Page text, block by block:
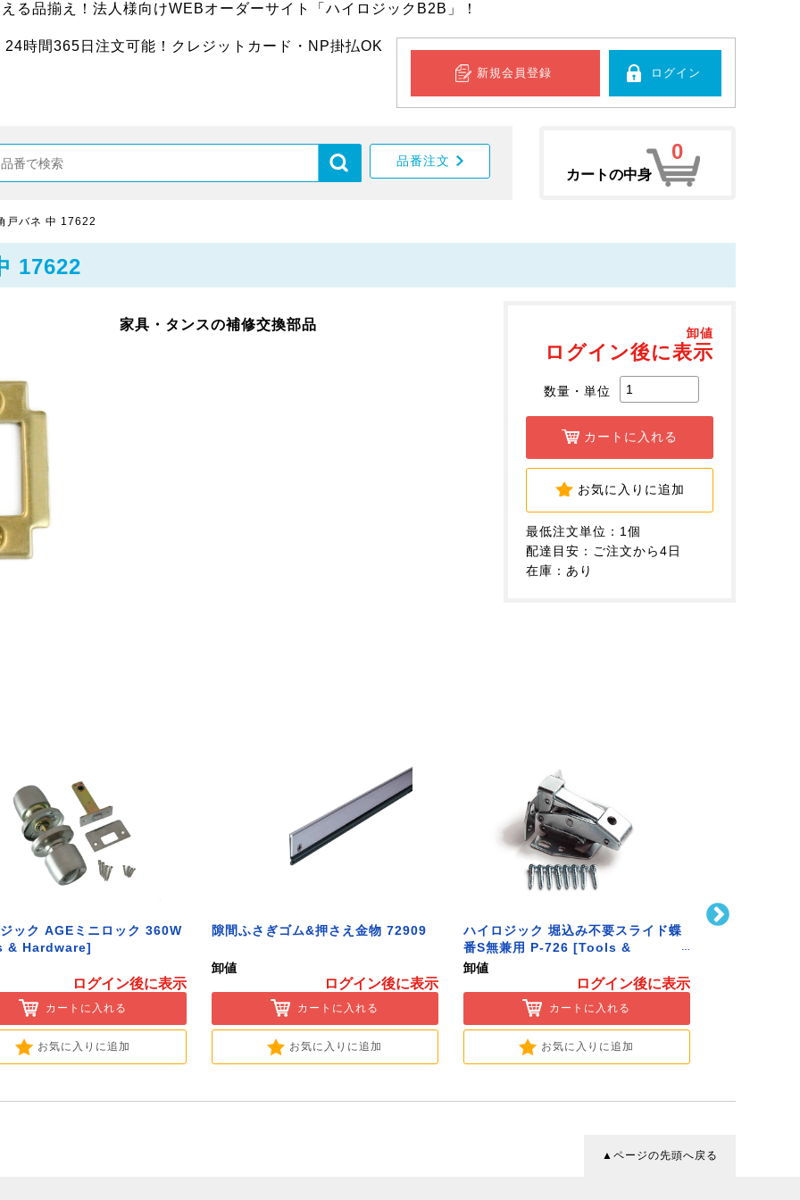
る品揃え！法人様向けWEBオーダーサイト「ハイロジックB2B」！
24時間365日注文可能！クレジットカード・NP掛払OK
新規会員登録 ログイン
品番注文
カートの中身
0
戸バネ 中 17622
17622
卸値
ログイン後に表示
数量・単位
カートに入れる
お気に入りに追加
最低注文単位：1個
配達目安：ご注文から4日
在庫：あり
家具・タンスの補修交換部品
ック AGEミニロック 360W
& Hardware]
ログイン後に表示
カートに入れる
お気に入りに追加
隙間ふさぎゴム&押さえ金物 72909
卸値
ログイン後に表示
カートに入れる
お気に入りに追加
ハイロジック 堀込み不要スライド蝶
番S無兼用 P-726 [Tools &
Hardware]
卸値
ログイン後に表示
カートに入れる
お気に入りに追加
▲ページの先頭へ戻る